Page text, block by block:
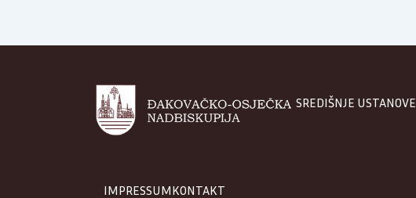
SREDIŠNJE USTANOVE
IMPRESSUMKONTAKT